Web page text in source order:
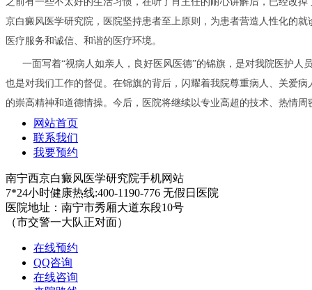
京白癜风医学研究院，医院坚持患者至上原则，为患者营造人性化的
医疗服务和诚信、和谐的医疗环境。
一面写着“视病人如亲人，良好医风医德”的锦旗，是对我院医护人
也是对我们工作的督促。在锦旗的背后，闪耀着我院尊重病人、关爱
的崇高精神和道德情操。今后，医院将继续以专业高超的技术、热情
网站首页
联系我们
我要预约
南宁西京白癜风医学研究院手机网站
7*24小时健康热线:400-1190-776 无假日医院
医院地址：南宁市秀厢大道东段10号
（市交警一大队正对面）
在线预约
QQ咨询
在线咨询